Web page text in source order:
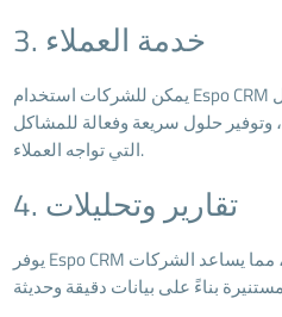
3. خدمة العملاء
يمكن للشركات استخدام Espo CRM لتحسين خدمة العملاء من خلال
وتوفير حلول سريعة وفعالة للمشاكل
التي تواجه العملاء.
4. تقارير وتحليلات
يوفر Espo CRM أدوات قوية للتقارير والتحليلات، مما يساعد الشركات